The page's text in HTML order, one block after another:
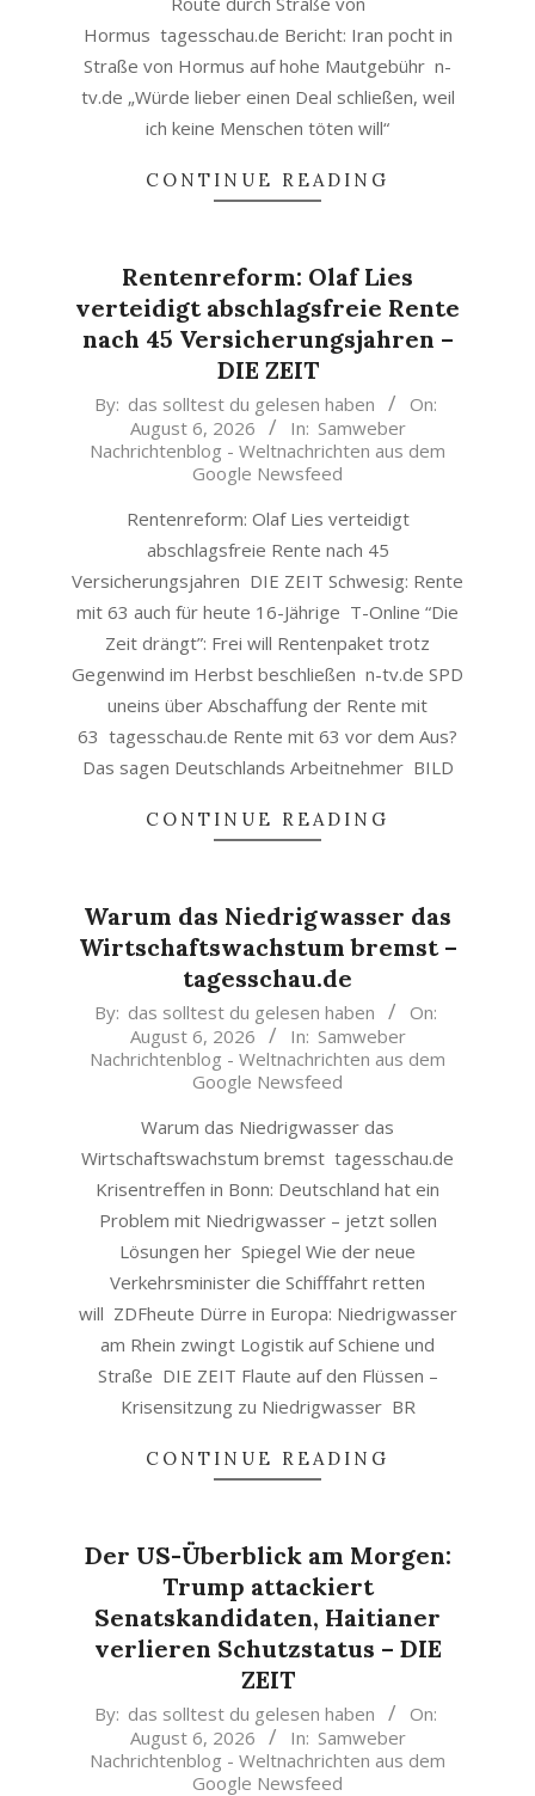
Hormus tagesschau.de Bericht: Iran pocht in
Straße von Hormus auf hohe Mautgebühr n-
tv.de „Würde lieber einen Deal schließen, weil
ich keine Menschen töten will“
CONTINUE READING
Rentenreform: Olaf Lies
verteidigt abschlagsfreie Rente
nach 45 Versicherungsjahren –
DIE ZEIT
2026-
06
By: das solltest du gelesen haben
On:
August 6, 2026
In: Samweber
Nachrichtenblog - Weltnachrichten aus dem
Google Newsfeed
Rentenreform: Olaf Lies verteidigt
abschlagsfreie Rente nach 45
Versicherungsjahren DIE ZEIT Schwesig: Rente
mit 63 auch für heute 16-Jährige T-Online “Die
Zeit drängt”: Frei will Rentenpaket trotz
Gegenwind im Herbst beschließen n-tv.de SPD
uneins über Abschaffung der Rente mit
63 tagesschau.de Rente mit 63 vor dem Aus?
Das sagen Deutschlands Arbeitnehmer BILD
CONTINUE READING
Warum das Niedrigwasser das
Wirtschaftswachstum bremst –
tagesschau.de
2026-
06
By: das solltest du gelesen haben
On:
August 6, 2026
In: Samweber
Nachrichtenblog - Weltnachrichten aus dem
Google Newsfeed
Warum das Niedrigwasser das
Wirtschaftswachstum bremst tagesschau.de
Krisentreffen in Bonn: Deutschland hat ein
Problem mit Niedrigwasser – jetzt sollen
Lösungen her Spiegel Wie der neue
Verkehrsminister die Schifffahrt retten
will ZDFheute Dürre in Europa: Niedrigwasser
am Rhein zwingt Logistik auf Schiene und
Straße DIE ZEIT Flaute auf den Flüssen –
Krisensitzung zu Niedrigwasser BR
CONTINUE READING
Der US-Überblick am Morgen:
Trump attackiert
Senatskandidaten, Haitianer
verlieren Schutzstatus – DIE
ZEIT
2026-
06
By: das solltest du gelesen haben
On:
August 6, 2026
In: Samweber
Nachrichtenblog - Weltnachrichten aus dem
Google Newsfeed